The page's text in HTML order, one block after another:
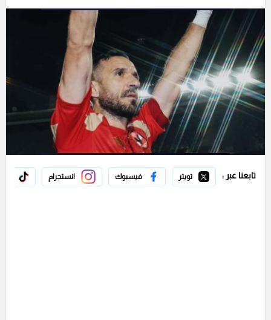
تابعنا عبر : تويتر فيسبوك انستجرام